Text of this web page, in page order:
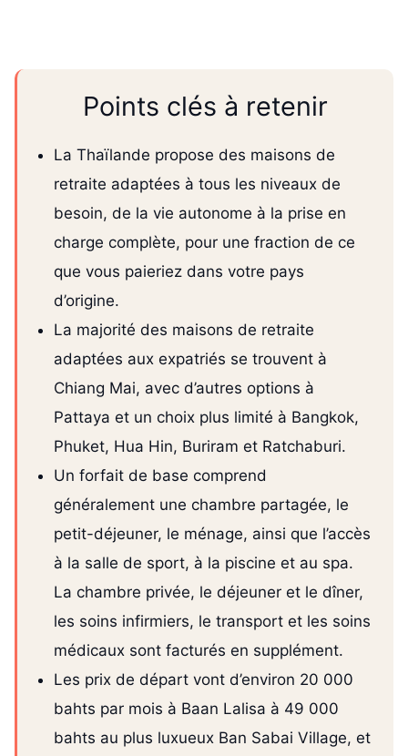
Points clés à retenir
La Thaïlande propose des maisons de
retraite adaptées à tous les niveaux de
besoin, de la vie autonome à la prise en
charge complète, pour une fraction de ce
que vous paieriez dans votre pays
d’origine.
La majorité des maisons de retraite
adaptées aux expatriés se trouvent à
Chiang Mai, avec d’autres options à
Pattaya et un choix plus limité à Bangkok,
Phuket, Hua Hin, Buriram et Ratchaburi.
Un forfait de base comprend
généralement une chambre partagée, le
petit-déjeuner, le ménage, ainsi que l’accès
à la salle de sport, à la piscine et au spa.
La chambre privée, le déjeuner et le dîner,
les soins infirmiers, le transport et les soins
médicaux sont facturés en supplément.
Les prix de départ vont d’environ 20 000
bahts par mois à Baan Lalisa à 49 000
bahts au plus luxueux Ban Sabai Village, et